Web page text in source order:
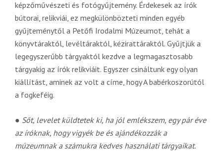
képzőművészeti és fotógyűjtemény. Érdekesek az írók
bútorai, relikviái, ez megkülönbözteti minden egyéb
gyűjteménytől a Petőfi Irodalmi Múzeumot, tehát a
könyvtáraktól, levéltáraktól, kézirattáraktól. Gyűjtjük a
legegyszerűbb tárgyaktól kezdve a legmagasztosabb
tárgyakig az írók relikviáit. Egyszer csináltunk egy olyan
kiállítást, aminek az volt a címe, hogy A babérkoszorútól
a fogkeféig.
● Sőt, levelet küldtetek ki, ha jól emlékszem, egy pár éve
az íróknak, hogy vigyék be és ajándékozzák a
múzeumnak a számukra kedves használati tárgyaikat.